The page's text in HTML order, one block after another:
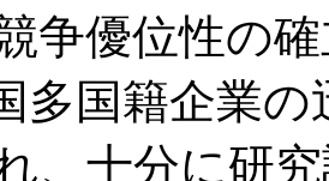
争優位性の
多国籍企業
、十分に研